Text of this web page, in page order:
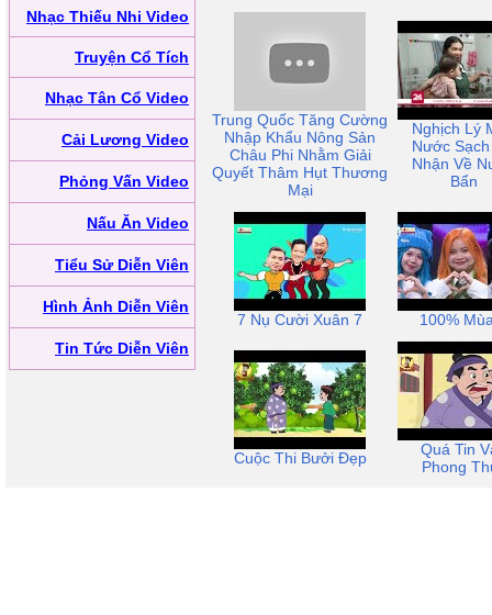
Nhạc Thiếu Nhi Video
Truyện Cổ Tích
Nhạc Tân Cổ Video
Cải Lương Video
Phỏng Vấn Video
Nấu Ăn Video
Tiểu Sử Diễn Viên
Hình Ảnh Diễn Viên
Tin Tức Diễn Viên
Trung Quốc Tăng Cường
Nhập Khẩu Nông Sản
Châu Phi Nhằm Giải
Quyết Thâm Hụt Thương
Mại
Nghịch Lý
Nước
Nhận Về
Bẩn
7 Nụ Cười Xuân 7 100%
Cuộc Thi Bưởi Đẹp
Quá Tin
Phong